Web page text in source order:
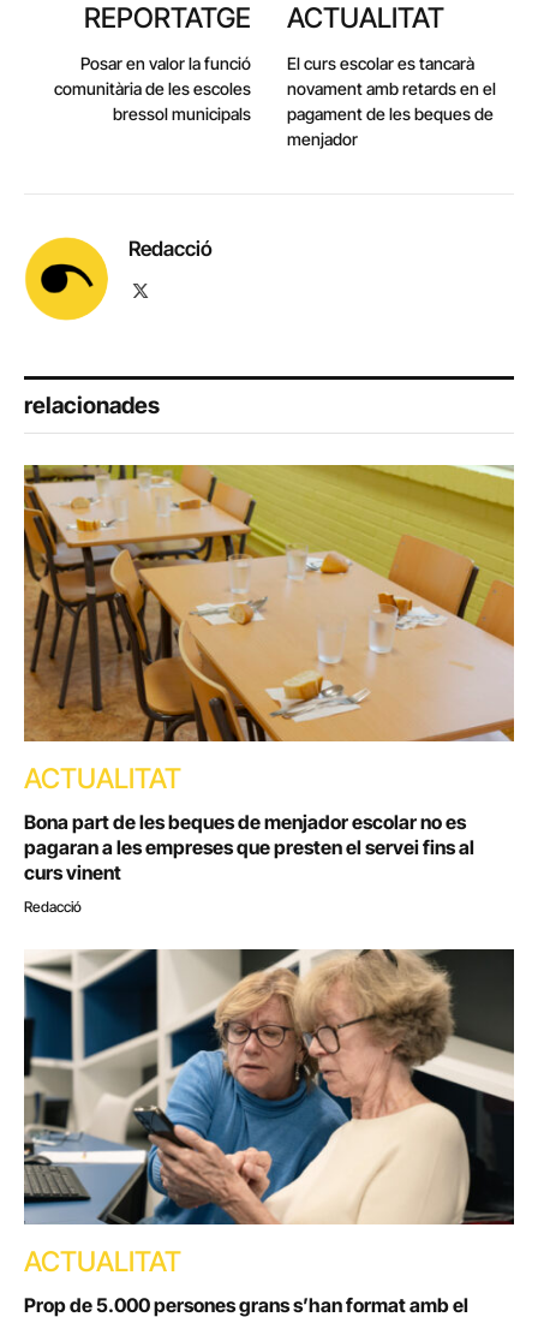
REPORTATGE
Posar en valor la funció
comunitària de les escoles
bressol municipals
ACTUALITAT
El curs escolar es tancarà
novament amb retards en el
pagament de les beques de
menjador
Redacció
relacionades
ACTUALITAT
Bona part de les beques de menjador escolar no es
pagaran a les empreses que presten el servei fins al
curs vinent
Redacció
ACTUALITAT
Prop de 5.000 persones grans s’han format amb el